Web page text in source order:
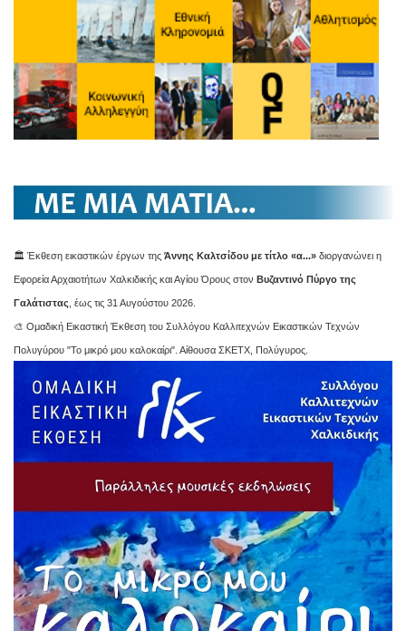
🏛️ Έκθεση εικαστικών έργων της Άννης Καλτσίδου με τίτλο «α...» διοργανώνει η
Εφορεία Αρχαιοτήτων Χαλκιδικής και Αγίου Όρους στον Βυζαντινό Πύργο της
Γαλάτιστας , έως τις 31 Αυγούστου 2026.
🎨 Ομαδική Εικαστική Έκθεση του Συλλόγου Καλλιτεχνών Εικαστικών Τεχνών
Πολυγύρου "Το μικρό μου καλοκαίρι". Αίθουσα ΣΚΕΤΧ, Πολύγυρος.